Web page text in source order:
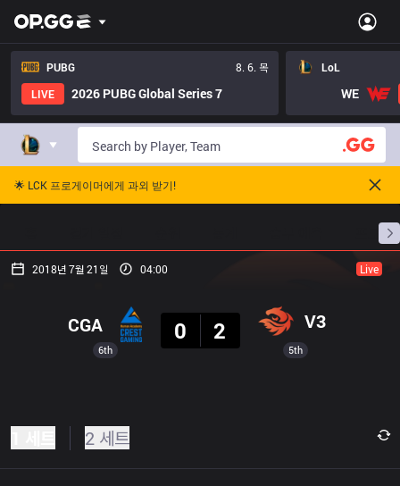
PUBG
8. 6. 목
LIVE
2026 PUBG Global Series 7
LoL
WE
🌟 LCK 프로게이머에게 과외 받기!
프로빌
2018년 7월 21일 04:00 Live
6th
CGA
0
2 V3
5th
2 세트